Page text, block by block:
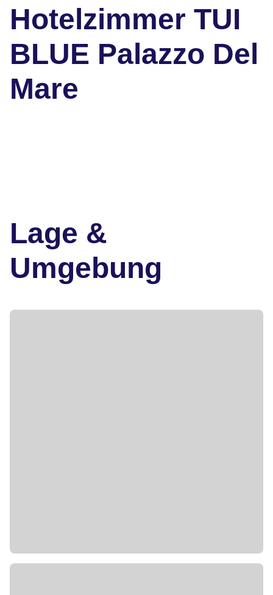
Hotelzimmer TUI
BLUE Palazzo Del
Mare
Lage &
Umgebung